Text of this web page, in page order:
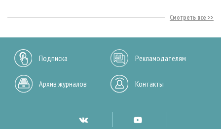
Смотреть все
Подписка Рекламодателям
Архив журналов Контакты